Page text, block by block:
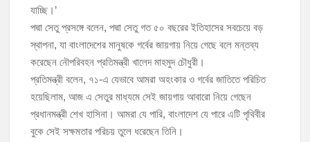
যাচ্ছি।’
পদ্মা সেতু প্রসঙ্গে বলেন, পদ্মা সেতু গত ৫০ বছরের ইতিহাসের সবচেয়ে বড়
স্থাপনা, যা বাংলাদেশের মানুষকে গর্বের জায়গায় নিয়ে গেছে বলে মন্তব্য
করেছেন নৌপরিবহন প্রতিমন্ত্রী খালেদ মাহমুদ চৌধুরী।
প্রতিমন্ত্রী বলেন, ৭১-এ যেভাবে আমরা অহংকার ও গর্বের জাতিতে পরিচিত
হয়েছিলাম, আজ এ সেতুর মাধ্যমে সেই জায়গায় আবারো নিয়ে গেছেন
প্রধানমন্ত্রী শেখ হাসিনা। আমরা যে পারি, বাংলাদেশ যে পারে এটি পৃথিবীর
বুকে সেই সক্ষমতার পরিচয় তুলে ধরেছেন তিনি।